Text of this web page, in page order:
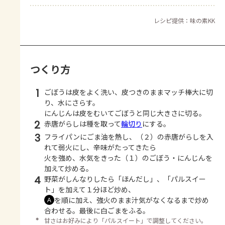
レシピ提供：味の素KK
つくり方
1
ごぼうは皮をよく洗い、皮つきのままマッチ棒大に切
り、水にさらす。
にんじんは皮をむいてごぼうと同じ大きさに切る。
2 赤唐がらしは種を取って輪切り にする。
3 フライパンにごま油を熱し、（２）の赤唐がらしを入
れて弱火にし、辛味がたってきたら
火を強め、水気をきった（１）のごぼう・にんじんを
加えて炒める。
4 野菜がしんなりしたら「ほんだし」、「パルスイー
ト」を加えて１分ほど炒め、
Ａ を順に加え、強火のまま汁気がなくなるまで炒め
合わせる。最後に白ごまをふる。
＊ 甘さはお好みにより「パルスイート」で調整してください。